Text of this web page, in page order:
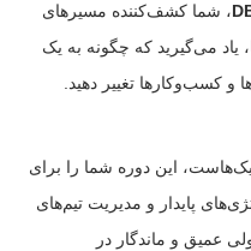
، شما کشف‌کننده مسیرهای
یاد می‌گیرید که چگونه به یک
و کسب‌وکارها تغییر دهید.
این دوره شما را برای
پایدار و مدیریت تیم‌های
عمیق و ماندگار در